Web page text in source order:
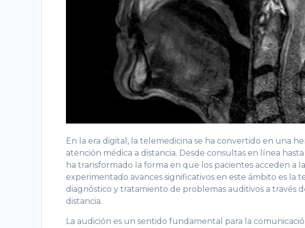
En la era digital, la telemedicina se ha convertido en una
atención médica a distancia. Desde consultas en línea
ha transformado la forma en que los pacientes acceden a
experimentado avances significativos en este ámbito es la
diagnóstico y tratamiento de problemas auditivos a través
distancia.
La audición es un sentido fundamental para la